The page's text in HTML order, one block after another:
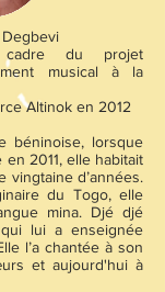
du projet
musical à la
Altinok en 2012
béninoise, lorsque
2011, elle habitait
vingtaine d’années.
du Togo, elle
mina. Djé djé
lui a enseignée
l’a chantée à son
et aujourd'hui à